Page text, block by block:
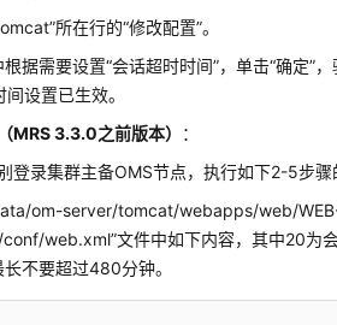
所在行的“修改配置”。
据需要设置“会话超时时间”，单击“确定”
设置已生效。
MRS 3.3.0之前版本）
：
登录集群主备OMS节点，执行如下2-5步骤
om-server/tomcat/webapps/web/
web.xml”文件中如下内容，其中20为
不要超过480分钟。